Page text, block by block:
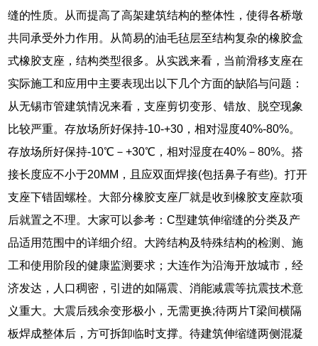
缝的性质。从而提高了高架建筑结构的整体性，使得各桥墩
共同承受外力作用。从简易的油毛毡层至结构复杂的橡胶盒
式橡胶支座，结构类型很多。从实践来看，当前滑移支座在
实际施工和应用中主要表现出以下几个方面的缺陷与问题：
从无锡市管建筑情况来看，支座剪切变形、错放、脱空现象
比较严重。存放场所好保持-10-+30，相对湿度40%-80%。
存放场所好保持-10℃－+30℃，相对湿度在40%－80%。搭
接长度应不小于20MM，且应双面焊接(包括鼻子有些)。打开
支座下错固螺栓。大部分橡胶支座厂就是收到橡胶支座款项
后就置之不理。大家可以参考：C型建筑伸缩缝的分类及产
品适用范围中的详细介绍。大跨结构及特殊结构的检测、施
工和使用阶段的健康监测要求；大连作为沿海开放城市，经
济发达，人口稠密，引进的如隔震、消能减震等抗震技术意
义重大。大震后残余变形极小，无需更换;待两片T梁间横隔
板焊成整体后，方可拆卸临时支撑。待建筑伸缩缝两侧混凝